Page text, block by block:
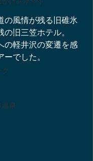
ップ
泉
の風情が残る旧碓氷
旧三笠ホテル。
の軽井沢の変遷を感
ーでした。